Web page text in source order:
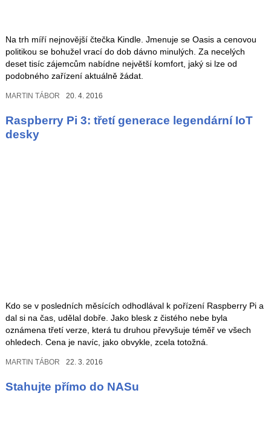
Na trh míří nejnovější čtečka Kindle. Jmenuje se Oasis a cenovou
politikou se bohužel vrací do dob dávno minulých. Za necelých
deset tisíc zájemcům nabídne největší komfort, jaký si lze od
podobného zařízení aktuálně žádat.
MARTIN TÁBOR 20. 4. 2016
Raspberry Pi 3: třetí generace legendární IoT
desky
Kdo se v posledních měsících odhodlával k pořízení Raspberry Pi a
dal si na čas, udělal dobře. Jako blesk z čistého nebe byla
oznámena třetí verze, která tu druhou převyšuje téměř ve všech
ohledech. Cena je navíc, jako obvykle, zcela totožná.
MARTIN TÁBOR 22. 3. 2016
Stahujte přímo do NASu